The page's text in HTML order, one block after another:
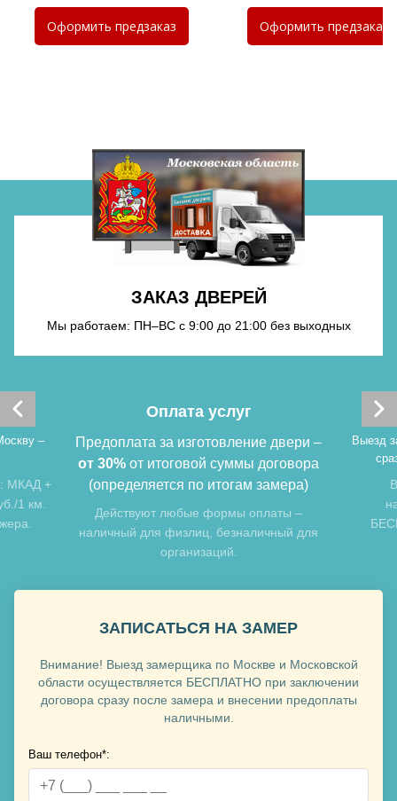
Хочу такую
Хочу такую
Хочу такую
Хочу такую
Хочу такую
Оформить предзаказ Оформить предзаказ
ЗАКАЗ ДВЕРЕЙ
Мы работаем: ПН–ВС с 9:00 до 21:00 без выходных
–
МКАД +
1 км.
Оплата услуг
Предоплата за изготовление двери –
от 30% от итоговой суммы договора
(определяется по итогам замера)
Действуют любые формы оплаты –
наличный для физлиц, безналичный для
организаций.
Выезд
ЗАПИСАТЬСЯ НА ЗАМЕР
Внимание! Выезд замерщика по Москве и Московской
области осуществляется БЕСПЛАТНО при заключении
договора сразу после замера и внесении предоплаты
наличными.
Ваш телефон*: